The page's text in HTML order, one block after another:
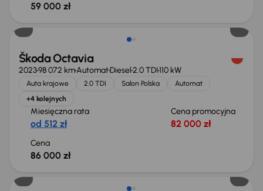
59 000 zł
Škoda Octavia
202398 072 kmAutomatDiesel2.0 TDI110 kW
Auta krajowe 2.0 TDI Salon Polska
Automat
+4 kolejnych
Miesięczna rata
od 512 zł
Cena promocyjna
82 000 zł
Cena
86 000 zł
Możliwość odliczenia VAT